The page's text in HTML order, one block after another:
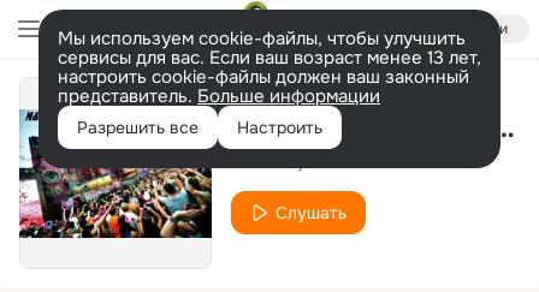
Войти
Мы используем cookie-файлы, чтобы улучшить
сервисы для вас. Если ваш возраст менее 13 лет,
настроить cookie-файлы должен ваш законный
представитель. Больше информации
Разрешить все Настроить F**K YEAH #Track.8 [BONUS]
Слушать